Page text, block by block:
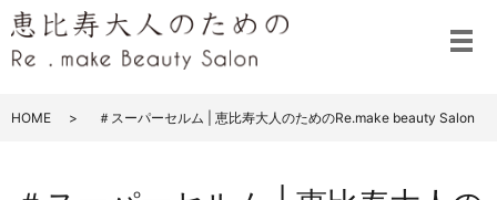
メ
HOME ＃スーパーセルム | 恵比寿大人のためのRe.make beauty Salon